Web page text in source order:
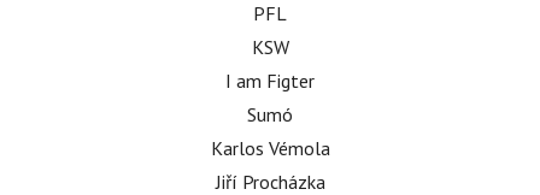
PFL
KSW
I am Figter
Sumó
Karlos Vémola
Jiří Procházka